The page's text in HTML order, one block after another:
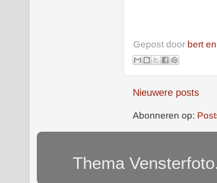
Gepost door bert
Nieuwere posts
Abonneren op:
Thema